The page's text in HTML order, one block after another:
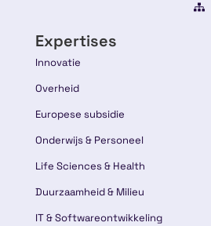
Expertises
Innovatie
Overheid
Europese subsidie
Onderwijs & Personeel
Life Sciences & Health
Duurzaamheid & Milieu
IT & Softwareontwikkeling